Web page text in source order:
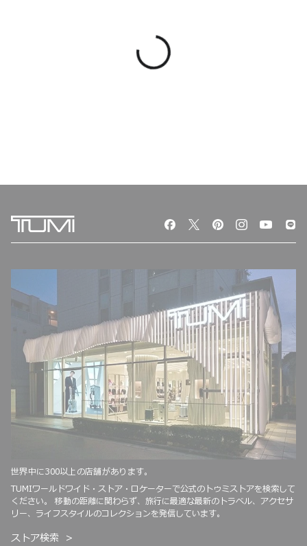
世界中に300以上の店舗があります。
TUMIワールドワイド・ストア・ロケーターで公式のトゥミストアを検索して
ください。 移動の距離に関わらず、旅行に最適な最新のトラベル、アクセサ
リー、ライフスタイルのコレクションを発信しています。
ストア検索